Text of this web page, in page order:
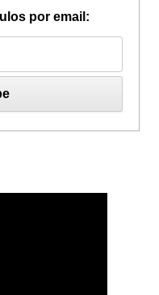
por email: